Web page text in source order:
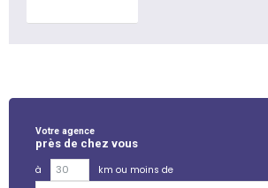
Votre agence
près de chez vous
à
km ou moins de